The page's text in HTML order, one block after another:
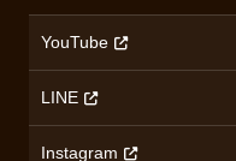
カシオ
ミナセ
オリエントスター
オメガ
沿革
YouTube
LINE
Instagram